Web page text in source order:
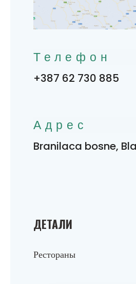
ДЕТАЛИ
Рестораны
Телефон
+387 62 730 885
Адрес
Branilaca bosne,